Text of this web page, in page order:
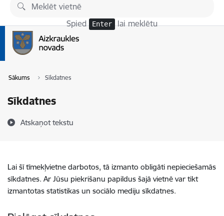
Pāriet uz lapas saturu
Spied Enter lai meklētu
Sākums Sīkdatnes
Sīkdatnes
Atskaņot tekstu
Lai šī tīmekļvietne darbotos, tā izmanto obligāti nepieciešamās
sīkdatnes. Ar Jūsu piekrišanu papildus šajā vietnē var tikt
izmantotas statistikas un sociālo mediju sīkdatnes.